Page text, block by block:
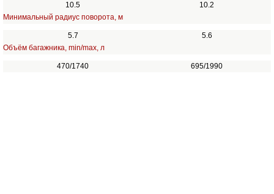
10.5
10.2
Минимальный радиус поворота, м
5.7
5.6
Объём багажника, min/max, л
470/1740 695/1990